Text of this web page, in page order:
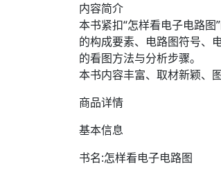
内容简介
本书紧扣“怎样看电子电路
的构成要素、电路图符号、
的看图方法与分析步骤。
本书内容丰富、取材新颖、
商品详情
基本信息
书名:怎样看电子电路图